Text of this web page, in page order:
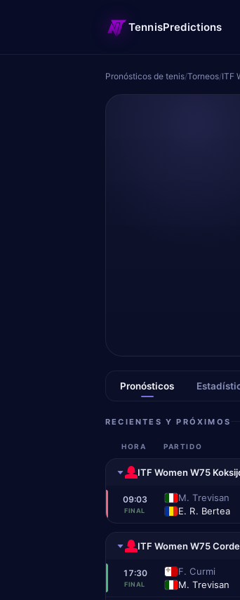
TennisPredictions
Pronósticos de tenis/Torneos/ITF
Pronósticos
RECIENTES Y PRÓXIMOS
HORA PARTIDO
ITF Women W75
09:03
FINAL
M. Trevisan
E. R. Bertea
ITF Women W75
17:30
FINAL
F. Curmi
M. Trevisan